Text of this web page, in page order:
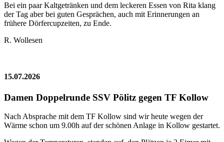
Bei ein paar Kaltgetränken und dem leckeren Essen von Rita klang
der Tag aber bei guten Gesprächen, auch mit Erinnerungen an
frühere Dörfercupzeiten, zu Ende.
R. Wollesen
15.07.2026
Damen Doppelrunde SSV Pölitz gegen TF Kollow
Nach Absprache mit dem TF Kollow sind wir heute wegen der
Wärme schon um 9.00h auf der schönen Anlage in Kollow gestartet.